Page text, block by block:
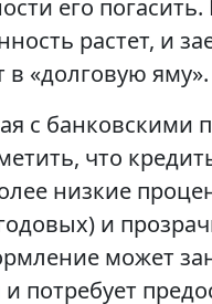
его погасить.
растет, и
в «долговую яму».
с банковскими
что
низкие
и
может
потребует